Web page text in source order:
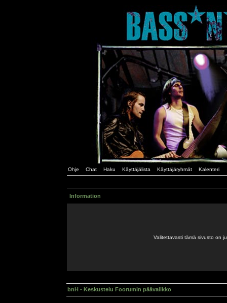
Ohje Chat Haku Käyttäjälista Käyttäjäryhmät Kalenteri
Information
Valitettavasti tämä sivusto on
bnH - Keskustelu Foorumin päävalikko